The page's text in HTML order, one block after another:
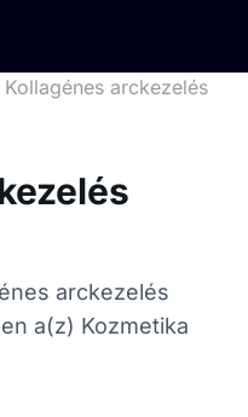
Kollagénes arckezelés
arckezelés
a(z) Kozmetika